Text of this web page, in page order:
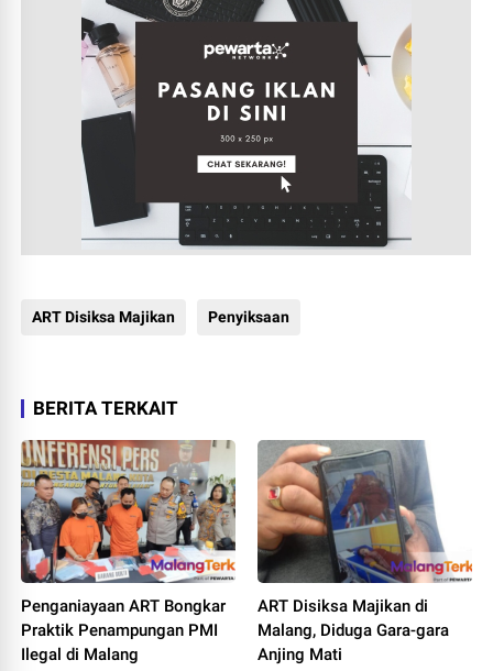
ART Disiksa Majikan Penyiksaan
BERITA TERKAIT
Penganiayaan ART Bongkar
Praktik Penampungan PMI
Ilegal di Malang
ART Disiksa Majikan di
Malang, Diduga Gara-gara
Anjing Mati